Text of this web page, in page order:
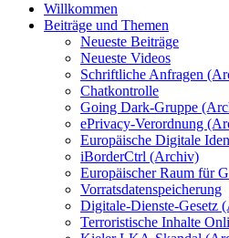
Willkommen
Beiträge und Themen
Neueste Beiträge
Neueste Videos
Schriftliche Anfragen
Chatkontrolle
Going Dark-Gruppe
ePrivacy-Verordnung
Europäische Digitale
iBorderCtrl (Archiv)
Europäischer Raum für
Vorratsdatenspeicherung
Digitale-Dienste-Gesetz
Terroristische Inhalte